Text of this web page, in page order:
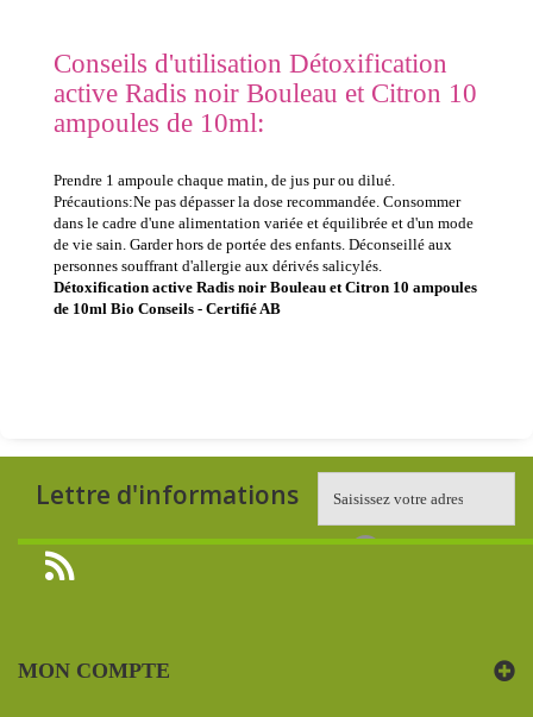
Conseils d'utilisation Détoxification
active Radis noir Bouleau et Citron 10
ampoules de 10ml:
Prendre 1 ampoule chaque matin, de jus pur ou dilué.
Précautions:Ne pas dépasser la dose recommandée. Consommer
dans le cadre d'une alimentation variée et équilibrée et d'un mode
de vie sain. Garder hors de portée des enfants. Déconseillé aux
personnes souffrant d'allergie aux dérivés salicylés.
Détoxification active Radis noir Bouleau et Citron 10 ampoules
de 10ml Bio Conseils - Certifié AB
Lettre d'informations
MON COMPTE